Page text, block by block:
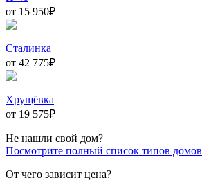
от 15 950₽
Сталинка
от 42 775₽
Хрущёвка
от 19 575₽
Не нашли свой дом?
Посмотрите полный список типов домов
От чего зависит цена?